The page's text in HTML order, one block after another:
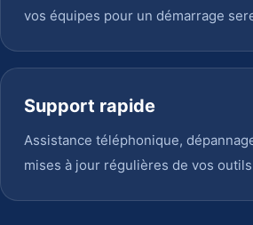
vos équipes pour un démarrage
Support rapide
Assistance téléphonique,
mises à jour régulières de vos